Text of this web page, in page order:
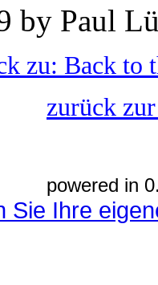
by Paul
zu: Back to
zurück
powered in
Sie Ihre